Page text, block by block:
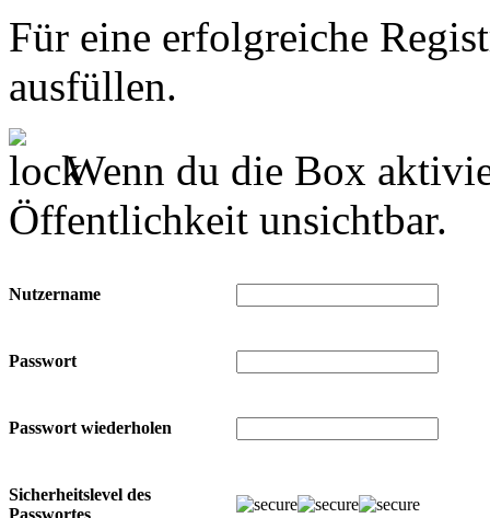
Für eine erfolgreiche
ausfüllen.
Wenn du die Box
Öffentlichkeit unsichtbar.
Nutzername
Passwort
Passwort wiederholen
Sicherheitslevel des